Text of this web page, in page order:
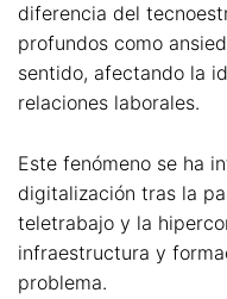
diferencia del
profundos como
sentido, afectando la
relaciones laborales.
Este fenómeno se ha
digitalización tras la
teletrabajo y la
infraestructura y
problema.